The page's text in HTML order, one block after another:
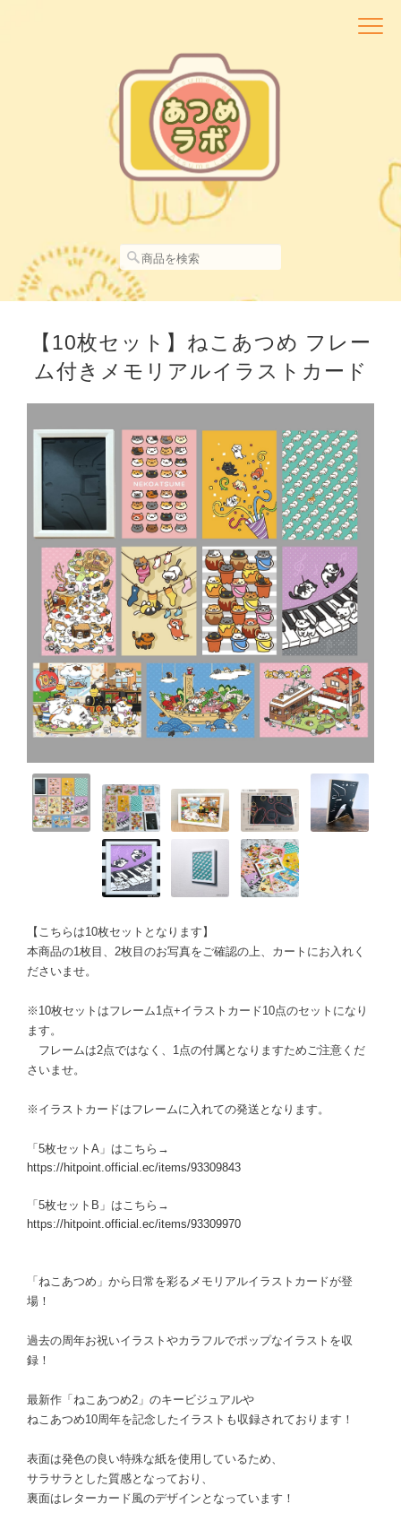
【10枚セット】ねこあつめ フレー
ム付きメモリアルイラストカード
【こちらは10枚セットとなります】
本商品の1枚目、2枚目のお写真をご確認の上、カートにお入れく
ださいませ。
※10枚セットはフレーム1点+イラストカード10点のセットになり
ます。
フレームは2点ではなく、1点の付属となりますためご注意くだ
さいませ。
※イラストカードはフレームに入れての発送となります。
「5枚セットA」はこちら→
https://hitpoint.official.ec/items/93309843
「5枚セットB」はこちら→
https://hitpoint.official.ec/items/93309970
「ねこあつめ」から日常を彩るメモリアルイラストカードが登
場！
過去の周年お祝いイラストやカラフルでポップなイラストを収
録！
最新作「ねこあつめ2」のキービジュアルや
ねこあつめ10周年を記念したイラストも収録されております！
表面は発色の良い特殊な紙を使用しているため、
サラサラとした質感となっており、
裏面はレターカード風のデザインとなっています！